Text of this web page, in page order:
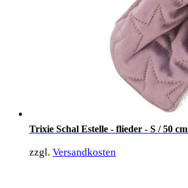
Trixie Schal Estelle - flieder - S / 50 cm
zzgl. Versandkosten